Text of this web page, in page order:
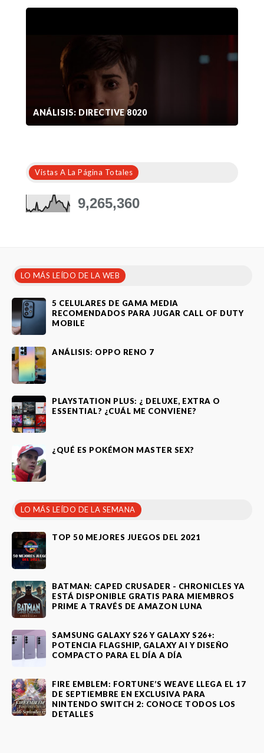
ANÁLISIS: DIRECTIVE 8020
Vistas A La Página Totales
9,265,360
LO MÁS LEÍDO DE LA WEB
5 CELULARES DE GAMA MEDIA
RECOMENDADOS PARA JUGAR CALL OF DUTY
MOBILE
ANÁLISIS: OPPO RENO 7
PLAYSTATION PLUS: ¿ DELUXE, EXTRA O
ESSENTIAL? ¿CUÁL ME CONVIENE?
¿QUÉ ES POKÉMON MASTER SEX?
LO MÁS LEÍDO DE LA SEMANA
TOP 50 MEJORES JUEGOS DEL 2021
BATMAN: CAPED CRUSADER - CHRONICLES YA
ESTÁ DISPONIBLE GRATIS PARA MIEMBROS
PRIME A TRAVÉS DE AMAZON LUNA
SAMSUNG GALAXY S26 Y GALAXY S26+:
POTENCIA FLAGSHIP, GALAXY AI Y DISEÑO
COMPACTO PARA EL DÍA A DÍA
FIRE EMBLEM: FORTUNE’S WEAVE LLEGA EL 17
DE SEPTIEMBRE EN EXCLUSIVA PARA
NINTENDO SWITCH 2: CONOCE TODOS LOS
DETALLES